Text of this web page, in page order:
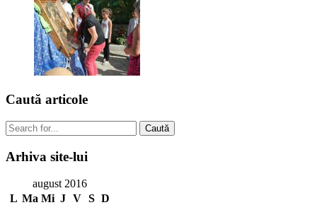
Caută articole
Caută
Arhiva site-lui
august 2016
L Ma Mi J V S D